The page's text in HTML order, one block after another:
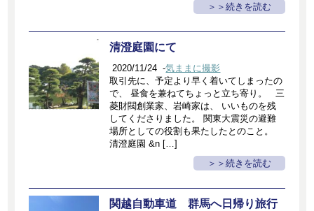
＞続きを読む
清澄庭園にて
2020/11/24 -気ままに撮影
取引先に、予定より早く着いてしまったの
で、 昼食を兼ねてちょっと立ち寄り。 三
菱財閥創業家、岩崎家は、 いいものを残
してくださりました。 関東大震災の避難
場所としての役割も果たしたとのこと。
清澄庭園 &n […]
＞続きを読む
関越自動車道 群馬へ日帰り旅行